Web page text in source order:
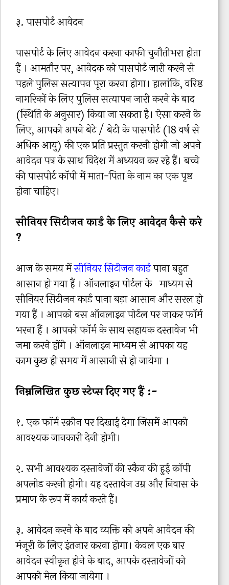
३. पासपोर्ट आवेदन
पासपोर्ट के लिए आवेदन करना काफी चुनौतीभरा होता
हैं । आमतौर पर, आवेदक को पासपोर्ट जारी करने से
पहले पुलिस सत्यापन पूरा करना होगा। हालांकि, वरिष्ठ
नागरिकों के लिए पुलिस सत्यापन जारी करने के बाद
(स्थिति के अनुसार) किया जा सकता है। ऐसा करने के
लिए, आपको अपने बेटे / बेटी के पासपोर्ट (18 वर्ष से
अधिक आयु) की एक प्रति प्रस्तुत करनी होगी जो अपने
आवेदन पत्र के साथ विदेश में अध्ययन कर रहे हैं। बच्चे
की पासपोर्ट कॉपी में माता-पिता के नाम का एक पृष्ठ
होना चाहिए।
सीनियर सिटीजन कार्ड के लिए आवेदन कैसे करे
?
आज के समय मेंसीनियर सिटीजन कार्डपाना बहुत
आसान हो गया हैं । ऑनलाइन पोर्टल के माध्यम से
सीनियर सिटीजन कार्ड पाना बड़ा आसान और सरल हो
गया हैं । आपको बस ऑनलाइन पोर्टल पर जाकर फॉर्म
भरना हैं । आपको फॉर्म के साथ सहायक दस्तावेज भी
जमा करने होंगे । ऑनलाइन माध्यम से आपका यह
काम कुछ ही समय में आसानी से हो जायेगा ।
निम्नलिखित कुछ स्टेप्स दिए गए हैं :-
१. एक फॉर्म स्क्रीन पर दिखाई देगा जिसमें आपको
आवश्यक जानकारी देनी होगी।
२. सभी आवश्यक दस्तावेजों की स्कैन की हुई कॉपी
अपलोड करनी होगी। यह दस्तावेज उम्र और निवास के
प्रमाण के रूप में कार्य करते हैं।
३. आवेदन करने के बाद व्यक्ति को अपने आवेदन की
मंजूरी के लिए इंतजार करना होगा। केवल एक बार
आवेदन स्वीकृत होने के बाद, आपके दस्तावेजों को
आपको मेल किया जायेगा ।